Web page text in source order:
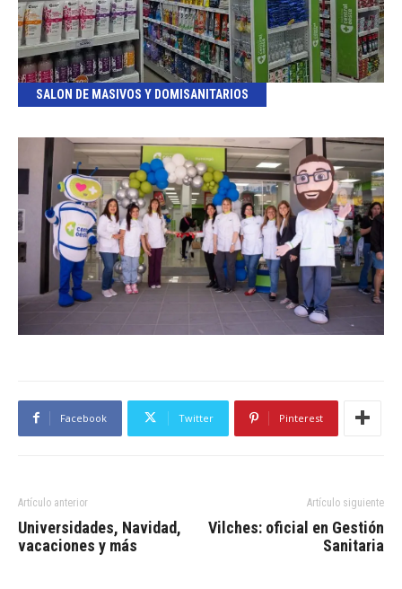
SALON DE MASIVOS Y DOMISANITARIOS
Facebook Twitter Pinterest
Artículo anterior
Universidades, Navidad,
vacaciones y más
Artículo siguiente
Vilches: oficial en Gestión
Sanitaria